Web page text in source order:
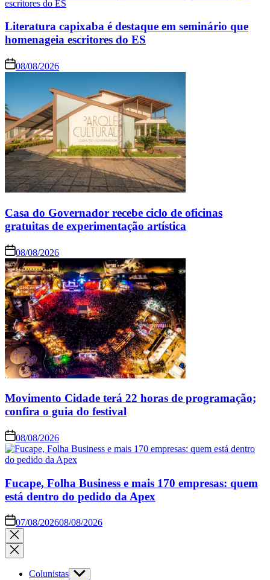
Literatura capixaba é destaque em seminário que
homenageia escritores do ES
08/08/2026
Casa do Governador recebe ciclo de oficinas
gratuitas de experimentação artística
08/08/2026
Movimento Cidade terá 22 horas de programação;
confira o guia do festival
08/08/2026
Fucape, Folha Business e mais 170 empresas: quem
está dentro do pedido da Apex
07/08/202608/08/2026
Colunistas